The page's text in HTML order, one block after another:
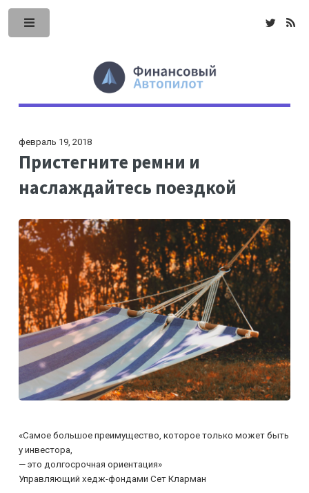
февраль 19, 2018
Пристегните ремни и
наслаждайтесь поездкой
«Самое большое преимущество, которое только может быть
у инвестора,
— это долгосрочная ориентация»
Управляющий хедж-фондами Сет Кларман